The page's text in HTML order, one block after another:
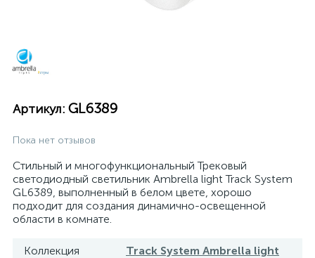
Артикул: GL6389
Пока нет отзывов
Стильный и многофункциональный Трековый
светодиодный светильник Ambrella light Track System
GL6389, выполненный в белом цвете, хорошо
подходит для создания динамично-освещенной
области в комнате.
Коллекция
Track System Ambrella light